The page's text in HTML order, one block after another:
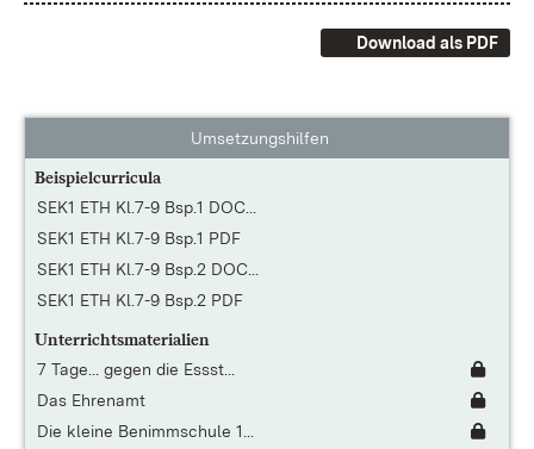
Download als PDF
Umsetzungshilfen
Beispielcurricula
SEK1 ETH Kl.7-9 Bsp.1 DOC...
SEK1 ETH Kl.7-9 Bsp.1 PDF
SEK1 ETH Kl.7-9 Bsp.2 DOC...
SEK1 ETH Kl.7-9 Bsp.2 PDF
Unterrichtsmaterialien
7 Tage... gegen die Essst...
Das Ehrenamt
Die kleine Benimmschule 1...